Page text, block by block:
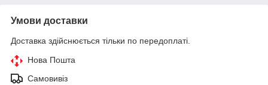
Умови доставки
Доставка здійснюється тільки по передоплаті.
Нова Пошта
Самовивіз